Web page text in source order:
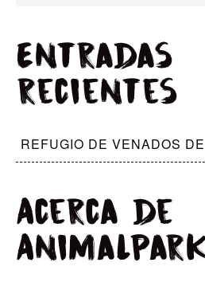
Entradas
recientes
REFUGIO DE VENADOS
Acerca de